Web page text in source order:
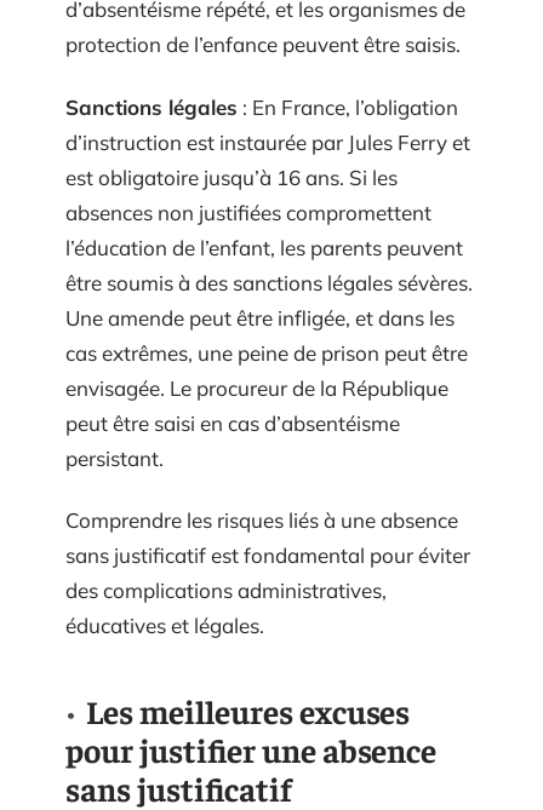
d’absentéisme répété, et les organismes de
protection de l’enfance peuvent être saisis.
Sanctions légales : En France, l’obligation
d’instruction est instaurée par Jules Ferry et
est obligatoire jusqu’à 16 ans. Si les
absences non justifiées compromettent
l’éducation de l’enfant, les parents peuvent
être soumis à des sanctions légales sévères.
Une amende peut être infligée, et dans les
cas extrêmes, une peine de prison peut être
envisagée. Le procureur de la République
peut être saisi en cas d’absentéisme
persistant.
Comprendre les risques liés à une absence
sans justificatif est fondamental pour éviter
des complications administratives,
éducatives et légales.
Les meilleures excuses
pour justifier une absence
sans justificatif